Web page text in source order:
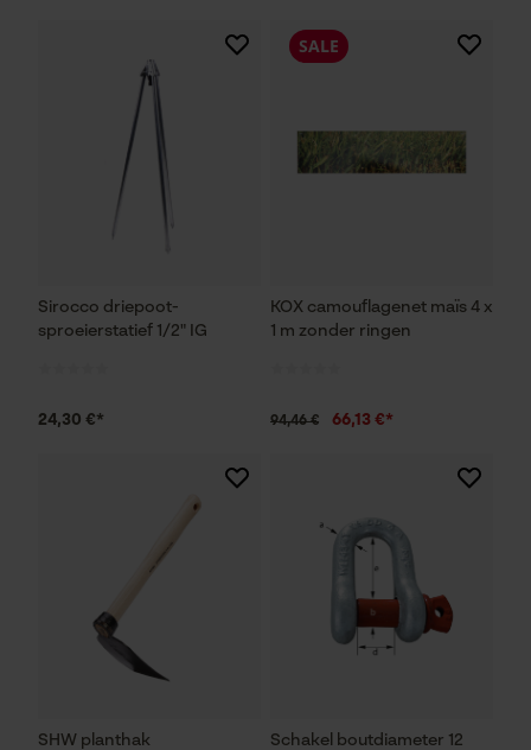
Sirocco driepoot-
sproeierstatief 1/2" IG
24,30 €*
KOX camouflagenet maïs 4 x
1 m zonder ringen
SALE
94,46 € 66,13 €*
SHW planthak
Schakel boutdiameter 12